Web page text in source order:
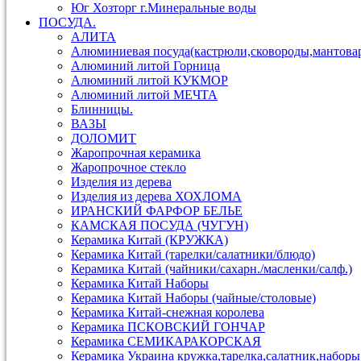
Юг Хозторг г.Минеральные воды
ПОСУДА.
АЛИТА
Алюминиевая
Алюминий литой Горница
Алюминий литой КУКМОР
Алюминий литой МЕЧТА
Блинницы.
ВАЗЫ
ДОЛОМИТ
Жаропрочная керамика
Жаропрочное стекло
Изделия из дерева
Изделия из дерева ХОХЛОМА
ИРАНСКИЙ ФАРФОР БЕЛЬЕ
КАМСКАЯ ПОСУДА (ЧУГУН)
Керамика Китай (КРУЖКА)
Керамика Китай (тарелки/салатники/блюдо)
Керамика Китай (чайники/сахарн./масленки/салф.)
Керамика Китай Наборы
Керамика Китай Наборы (чайные/столовые)
Керамика Китай-снежная королева
Керамика ПСКОВСКИЙ ГОНЧАР
Керамика СЕМИКАРАКОРСКАЯ
Керамика Украина кружка,тарелка,салатник,наборы